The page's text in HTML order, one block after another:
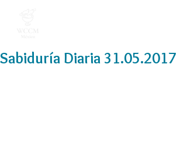
Sabiduría Diaria 31.05.2017